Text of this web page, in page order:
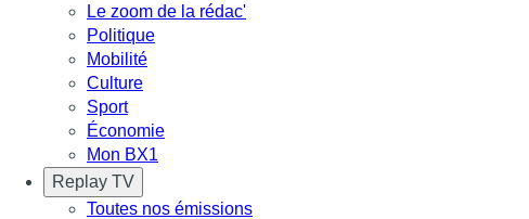
Le zoom de la rédac'
Politique
Mobilité
Culture
Sport
Économie
Mon BX1
Replay TV
Toutes nos émissions